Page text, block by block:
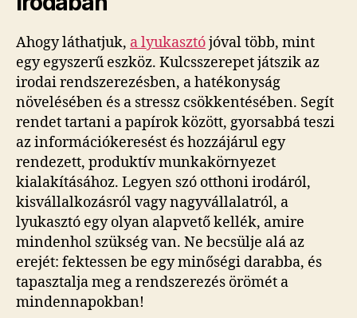
Ahogy láthatjuk, a lyukasztójóval több, mint
egy egyszerű eszköz. Kulcsszerepet játszik az
irodai rendszerezésben, a hatékonyság
növelésében és a stressz csökkentésében. Segít
rendet tartani a papírok között, gyorsabbá teszi
az információkeresést és hozzájárul egy
rendezett, produktív munkakörnyezet
kialakításához. Legyen szó otthoni irodáról,
kisvállalkozásról vagy nagyvállalatról, a
lyukasztó egy olyan alapvető kellék, amire
mindenhol szükség van. Ne becsülje alá az
erejét: fektessen be egy minőségi darabba, és
tapasztalja meg a rendszerezés örömét a
mindennapokban!